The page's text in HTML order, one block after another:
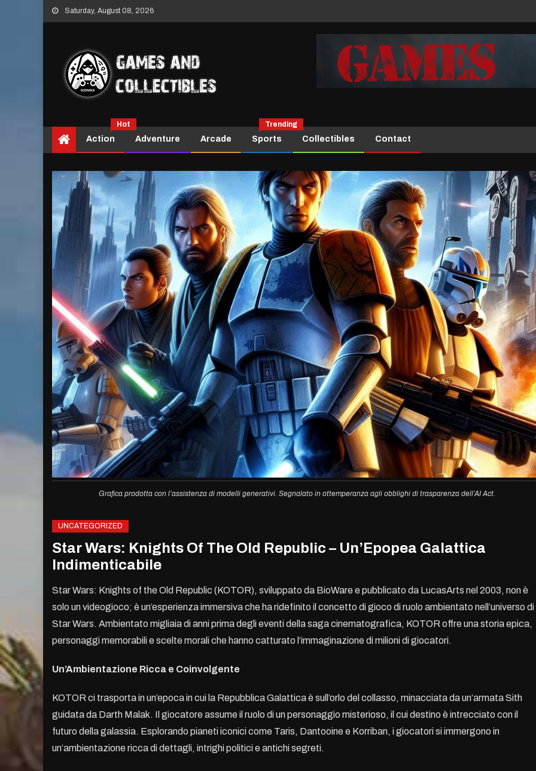
Skip
to
Saturday, August 08, 2026
Action
Hot
Adventure Arcade Sports
Trending
Collectibles Contact
Grafica prodotta con l’assistenza di modelli generativi. Segnalato in ottemperanza agli obblighi di trasparenza dell’AI Act.
UNCATEGORIZED
Star Wars: Knights Of The Old Republic – Un’Epopea Galattica
Indimenticabile
Star Wars: Knights of the Old Republic (KOTOR), sviluppato da BioWare e pubblicato da LucasArts nel 2003, non è
solo un videogioco; è un’esperienza immersiva che ha ridefinito il concetto di gioco di ruolo ambientato nell’universo di
Star Wars. Ambientato migliaia di anni prima degli eventi della saga cinematografica, KOTOR offre una storia epica,
personaggi memorabili e scelte morali che hanno catturato l’immaginazione di milioni di giocatori.
Un’Ambientazione Ricca e Coinvolgente
KOTOR ci trasporta in un’epoca in cui la Repubblica Galattica è sull’orlo del collasso, minacciata da un’armata Sith
guidata da Darth Malak. Il giocatore assume il ruolo di un personaggio misterioso, il cui destino è intrecciato con il
futuro della galassia. Esplorando pianeti iconici come Taris, Dantooine e Korriban, i giocatori si immergono in
un’ambientazione ricca di dettagli, intrighi politici e antichi segreti.